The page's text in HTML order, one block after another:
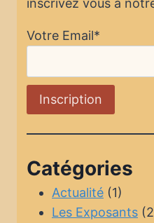
inscrivez vous à
Votre Email*
Catégories
Actualité (1)
Les Exposants